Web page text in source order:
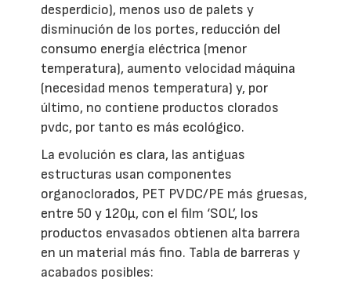
desperdicio), menos uso de palets y
disminución de los portes, reducción del
consumo energía eléctrica (menor
temperatura), aumento velocidad máquina
(necesidad menos temperatura) y, por
último, no contiene productos clorados
pvdc, por tanto es más ecológico.
La evolución es clara, las antiguas
estructuras usan componentes
organoclorados, PET PVDC/PE más gruesas,
entre 50 y 120μ, con el film ‘SOL’, los
productos envasados obtienen alta barrera
en un material más fino. Tabla de barreras y
acabados posibles: